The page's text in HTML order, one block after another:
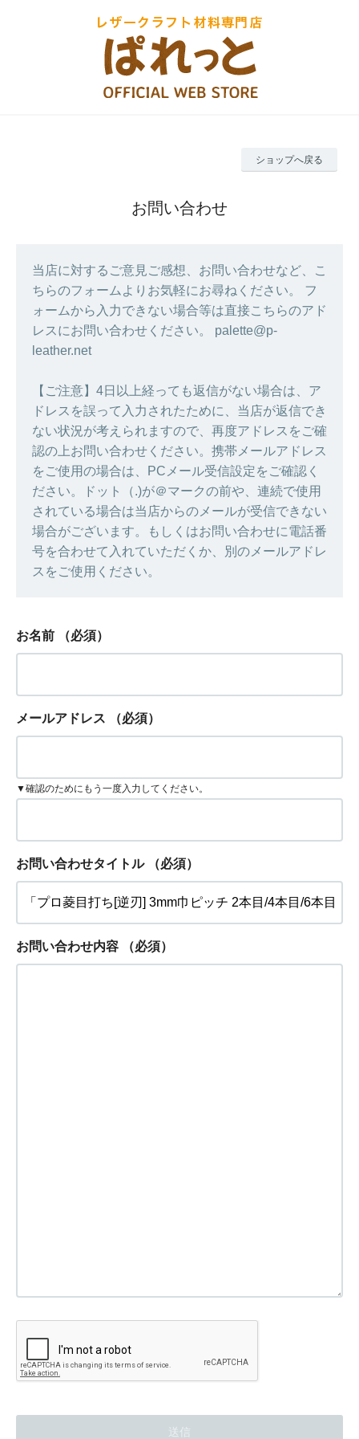
ショップへ戻る
お問い合わせ
当店に対するご意見ご感想、お問い合わせなど、こ
ちらのフォームよりお気軽にお尋ねください。 フ
ォームから入力できない場合等は直接こちらのアド
レスにお問い合わせください。 palette@p-
leather.net
【ご注意】4日以上経っても返信がない場合は、ア
ドレスを誤って入力されたために、当店が返信でき
ない状況が考えられますので、再度アドレスをご確
認の上お問い合わせください。携帯メールアドレス
をご使用の場合は、PCメール受信設定をご確認く
ださい。ドット（.)が＠マークの前や、連続で使用
されている場合は当店からのメールが受信できない
場合がございます。もしくはお問い合わせに電話番
号を合わせて入れていただくか、別のメールアドレ
スをご使用ください。
お名前 （必須）
メールアドレス （必須）
▼確認のためにもう一度入力してください。
お問い合わせタイトル （必須）
お問い合わせ内容 （必須）